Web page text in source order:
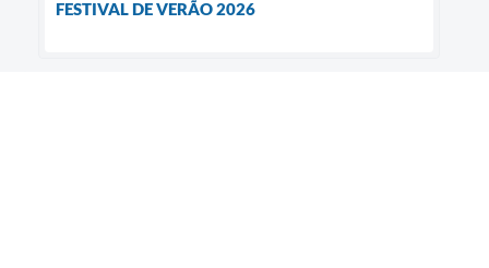
FESTIVAL DE VERÃO 2026